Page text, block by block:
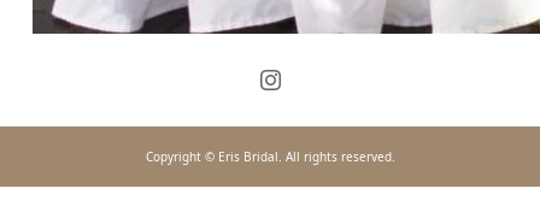
Copyright © Eris Bridal. All rights reserved.